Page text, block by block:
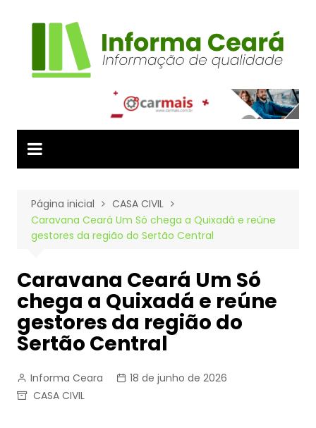
Página inicial
CASA CIVIL
Caravana Ceará Um Só chega a Quixadá e reúne
gestores da região do Sertão Central
Caravana Ceará Um Só
chega a Quixadá e reúne
gestores da região do
Sertão Central
Informa Ceara
18 de junho de 2026
CASA CIVIL